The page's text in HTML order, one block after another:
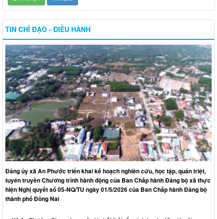
TIN CHỈ ĐẠO - ĐIỀU HÀNH
Đảng ủy xã An Phước triển khai kế hoạch nghiên cứu, học tập, quán triệt,
tuyên truyền Chương trình hành động của Ban Chấp hành Đảng bộ xã thực
hiện Nghị quyết số 05-NQ/TU ngày 01/5/2026 của Ban Chấp hành Đảng bộ
thành phố Đồng Nai